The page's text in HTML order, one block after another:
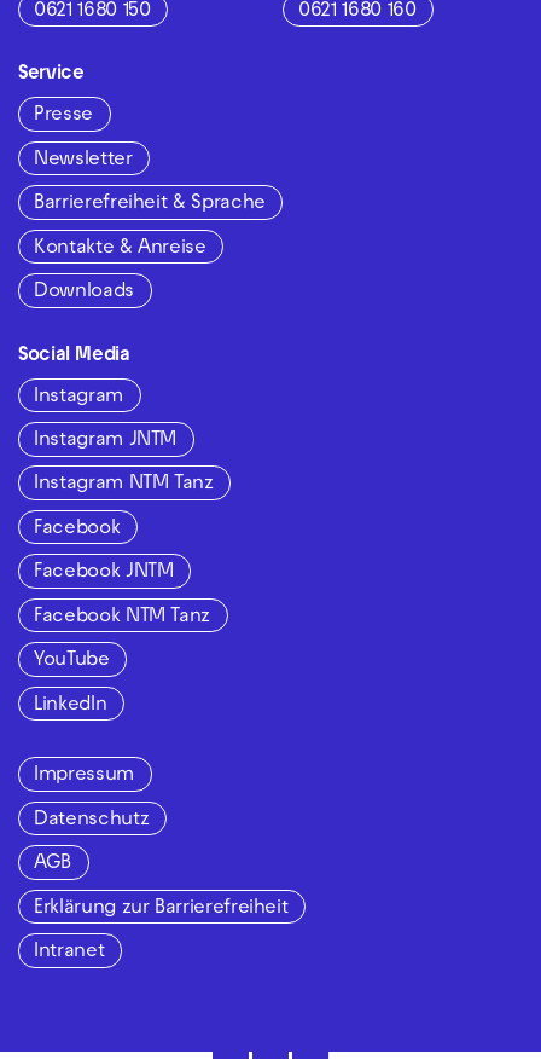
0621 1680 150 0621 1680 160
Service
Presse
Newsletter
Barrierefreiheit & Sprache
Kontakte & Anreise
Downloads
Social Media
Instagram
Instagram JNTM
Instagram NTM Tanz
Facebook
Facebook JNTM
Facebook NTM Tanz
YouTube
LinkedIn
Impressum
Datenschutz
AGB
Erklärung zur Barrierefreiheit
Intranet